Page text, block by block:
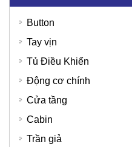
Button
Tay vịn
Tủ Điều Khiển
Động cơ chính
Cửa tầng
Cabin
Trần giả